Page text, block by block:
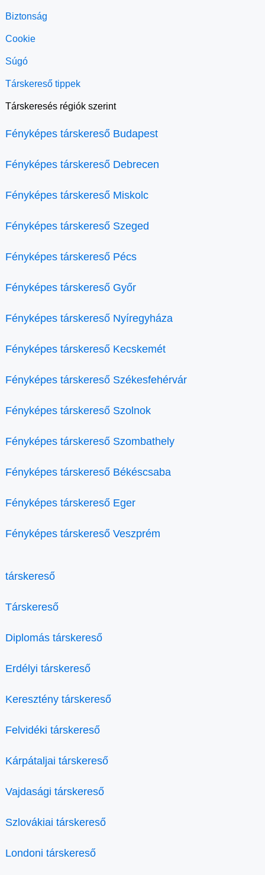
Biztonság
Cookie
Súgó
Társkereső tippek
Társkeresés régiók szerint
Fényképes társkereső Budapest
Fényképes társkereső Debrecen
Fényképes társkereső Miskolc
Fényképes társkereső Szeged
Fényképes társkereső Pécs
Fényképes társkereső Győr
Fényképes társkereső Nyíregyháza
Fényképes társkereső Kecskemét
Fényképes társkereső Székesfehérvár
Fényképes társkereső Szolnok
Fényképes társkereső Szombathely
Fényképes társkereső Békéscsaba
Fényképes társkereső Eger
Fényképes társkereső Veszprém
társkereső
Társkereső
Diplomás társkereső
Erdélyi társkereső
Keresztény társkereső
Felvidéki társkereső
Kárpátaljai társkereső
Vajdasági társkereső
Szlovákiai társkereső
Londoni társkereső